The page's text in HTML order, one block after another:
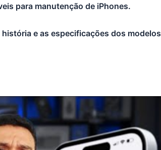
para manutenção de iPhones.
história e as especificações dos modelos